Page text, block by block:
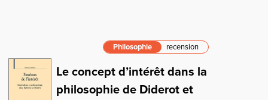
Philosophie recension
Le concept d’intérêt dans la
philosophie de Diderot et